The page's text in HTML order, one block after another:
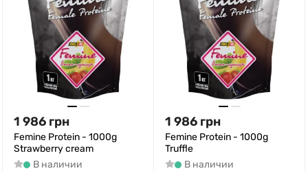
1 986 грн
Femine Protein - 1000g
Strawberry cream
В наличии
1 986 грн
Femine Protein - 1000g
Truffle
В наличии